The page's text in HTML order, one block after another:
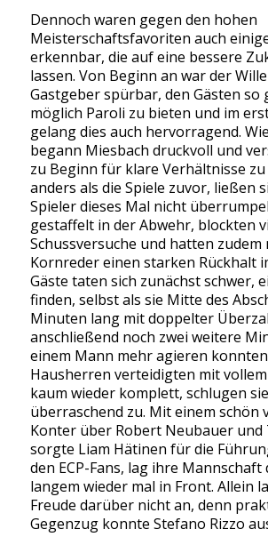
Dennoch waren gegen den hohen
Meisterschaftsfavoriten auch
erkennbar, die auf eine bessere
lassen. Von Beginn an war der
Gastgeber spürbar, den Gästen so
möglich Paroli zu bieten und im
gelang dies auch hervorragend.
begann Miesbach druckvoll und
zu Beginn für klare Verhältnisse
anders als die Spiele zuvor, ließen
Spieler dieses Mal nicht
gestaffelt in der Abwehr, blockten
Schussversuche und hatten zudem
Kornreder einen starken Rückhalt
Gäste taten sich zunächst schwer,
finden, selbst als sie Mitte des
Minuten lang mit doppelter
anschließend noch zwei weitere
einem Mann mehr agieren
Hausherren verteidigten mit
kaum wieder komplett, schlugen
überraschend zu. Mit einem schön
Konter über Robert Neubauer und
sorgte Liam Hätinen für die
den ECP-Fans, lag ihre Mannschaft
langem wieder mal in Front. Allein
Freude darüber nicht an, denn
Gegenzug konnte Stefano Rizzo